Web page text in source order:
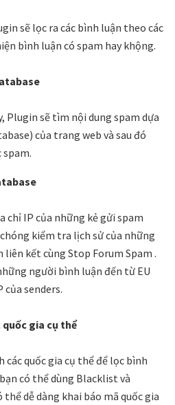
sẽ lọc ra các bình luận theo các
bình luận có spam hay khộng.
Plugin sẽ tìm nội dung spam dựa
của trang web và sau đó
spam.
chỉ IP của những kẻ gửi spam
kiểm tra lịch sử của những
kết cùng Stop Forum Spam .
người bình luận đến từ EU
senders.
quốc gia cụ thể
các quốc gia cụ thể để lọc bình
có thể dùng Blacklist và
dễ dàng khai báo mã quốc gia